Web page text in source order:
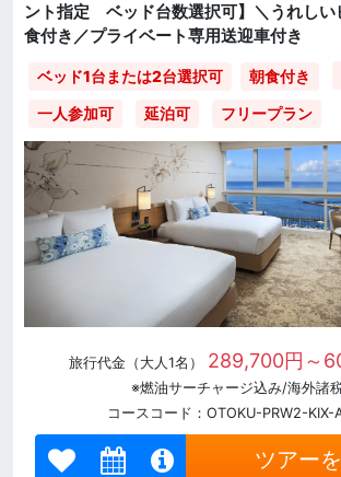
ント指定 ベッド台数選択可】＼うれしい
食付き／プライベート専用送迎車付き
ベッド1台または2台選択可 朝食付き
一人参加可 延泊可 フリープラン
旅行代金（大人1名） 289,700円～
※燃油サーチャージ込み/海外諸
コースコード：OTOKU-PRW2-KIX-
ツアー